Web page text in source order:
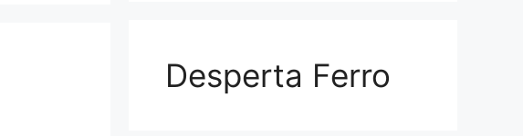
Desperta Ferro